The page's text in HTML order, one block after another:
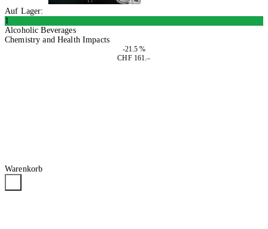
Auf Lager:
1
Alcoholic Beverages
Chemistry and Health Impacts
-21.5 %
CHF 161.–
Warenkorb